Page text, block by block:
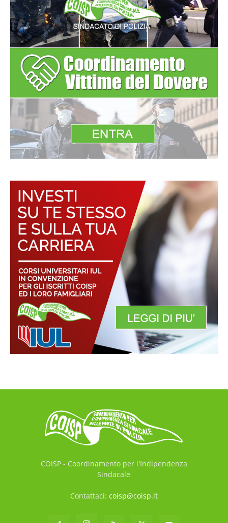
COISP - Coordinamento per l'Indipendenza
Sindacale
Contattaci: coisp@coisp.it